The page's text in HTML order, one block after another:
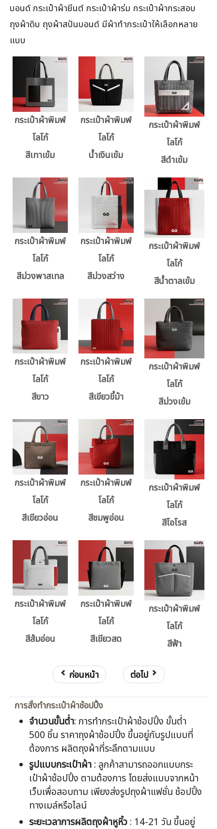
บอนด์ กระเป๋าผ้ายีนต์ กระเป๋าผ้าร่ม กระเป๋าผ้ากระสอบ
ถุงผ้าดิบ ถุงผ้าสปันบอนด์ มีผ้าทำกระเป๋าให้เลือกหลาย
แบบ
กระเป๋าผ้าพิมพ์
โลโก้
สีเทาเข้ม
กระเป๋าผ้าพิมพ์
โลโก้
น้ำเงินเข้ม
กระเป๋าผ้าพิมพ์
โลโก้
สีดำเข้ม
กระเป๋าผ้าพิมพ์
โลโก้
สีม่วงพาสเทล
กระเป๋าผ้าพิมพ์
โลโก้
สีม่วงสว่าง
กระเป๋าผ้าพิมพ์
โลโก้
สีน้ำตาลเข้ม
กระเป๋าผ้าพิมพ์
โลโก้
สีขาว
กระเป๋าผ้าพิมพ์
โลโก้
สีเขียวขี้ม้า
กระเป๋าผ้าพิมพ์
โลโก้
สีม่วงเข้ม
กระเป๋าผ้าพิมพ์
โลโก้
สีเขียวอ่อน
กระเป๋าผ้าพิมพ์
โลโก้
สีชมพูอ่อน
กระเป๋าผ้าพิมพ์
โลโก้
สีโอโรส
กระเป๋าผ้าพิมพ์
โลโก้
สีส้มอ่อน
กระเป๋าผ้าพิมพ์
โลโก้
สีเขียวสด
กระเป๋าผ้าพิมพ์
โลโก้
สีฟ้า
ก่อนหน้า ต่อไป
การสั่งทำกระเป๋าผ้าช้อปปิ้ง
จำนวนขั้นต่ำ: การทำกระเป๋าผ้าช้อปปิ้ง ขั้นต่ำ
500 ชิ้น ราคาถุงผ้าช้อปปิ้ง ขึ้นอยู่กับรูปแบบที่
ต้องการ ผลิตถุงผ้าที่ระลึกตามแบบ
รูปแบบกระเป๋าผ้า : ลูกค้าสามารถออกแบบกระ
เป๋าผ้าช้อปปิ้ง ตามต้องการ โดยส่งแบบจากหน้า
เว็บเพื่อสอบถาม เพียงส่งรูปถุงผ้าแฟชั่น ช้อปปิ้ง
ทางเมล์หรือไลน์
ระยะเวลาการผลิตถุงผ้าหูหิ้ว : 14-21 วัน ขึ้นอยู่